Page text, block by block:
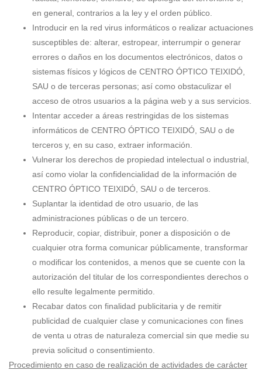
en general, contrarios a la ley y el orden público.
Introducir en la red virus informáticos o realizar actuaciones
susceptibles de: alterar, estropear, interrumpir o generar
errores o daños en los documentos electrónicos, datos o
sistemas físicos y lógicos de CENTRO ÓPTICO TEIXIDÓ,
SAU o de terceras personas; así como obstaculizar el
acceso de otros usuarios a la página web y a sus servicios.
Intentar acceder a áreas restringidas de los sistemas
informáticos de CENTRO ÓPTICO TEIXIDÓ, SAU o de
terceros y, en su caso, extraer información.
Vulnerar los derechos de propiedad intelectual o industrial,
así como violar la confidencialidad de la información de
CENTRO ÓPTICO TEIXIDÓ, SAU o de terceros.
Suplantar la identidad de otro usuario, de las
administraciones públicas o de un tercero.
Reproducir, copiar, distribuir, poner a disposición o de
cualquier otra forma comunicar públicamente, transformar
o modificar los contenidos, a menos que se cuente con la
autorización del titular de los correspondientes derechos o
ello resulte legalmente permitido.
Recabar datos con finalidad publicitaria y de remitir
publicidad de cualquier clase y comunicaciones con fines
de venta u otras de naturaleza comercial sin que medie su
previa solicitud o consentimiento.
Procedimiento en caso de realización de actividades de carácter